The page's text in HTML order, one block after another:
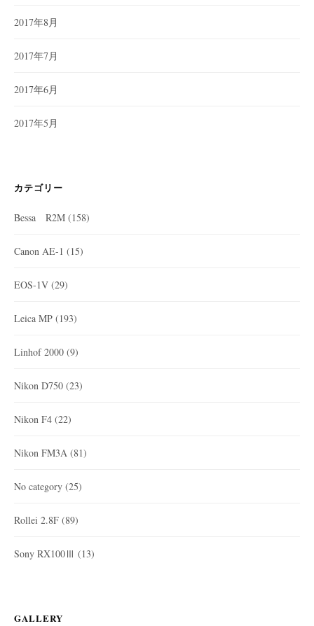
2017年8月
2017年7月
2017年6月
2017年5月
カテゴリー
Bessa R2M (158)
Canon AE-1 (15)
EOS-1V (29)
Leica MP (193)
Linhof 2000 (9)
Nikon D750 (23)
Nikon F4 (22)
Nikon FM3A (81)
No category (25)
Rollei 2.8F (89)
Sony RX100Ⅲ (13)
GALLERY